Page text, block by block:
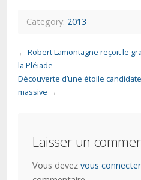
Category: 2013
← Robert Lamontagne reçoit le
la Pléiade
Découverte d’une étoile
massive →
Laisser un
Vous devez vous connecter